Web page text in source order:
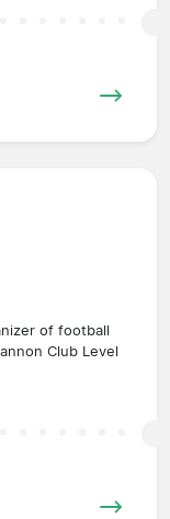
of football
Club Level